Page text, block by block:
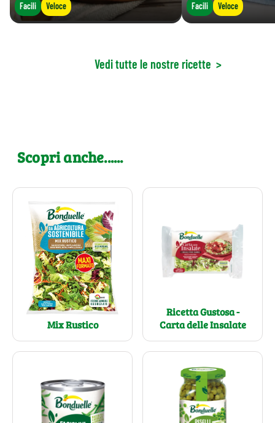
Facili Veloce Facili Veloce
Vedi tutte le nostre ricette >
Scopri anche......
Mix Rustico
Ricetta Gustosa -
Carta delle Insalate